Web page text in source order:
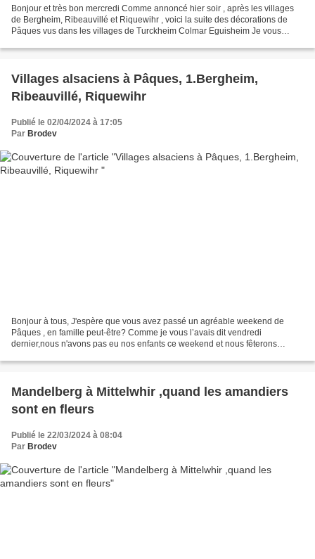
Bonjour et très bon mercredi Comme annoncé hier soir , après les villages
de Bergheim, Ribeauvillé et Riquewihr , voici la suite des décorations de
Pâques vus dans les villages de Turckheim Colmar Eguisheim Je vous
Villages alsaciens à Pâques, 1.Bergheim,
Ribeauvillé, Riquewihr
Publié le 02/04/2024 à 17:05
Par Brodev
Bonjour à tous, J'espère que vous avez passé un agréable weekend de
Pâques , en famille peut-être? Comme je vous l’avais dit vendredi
dernier,nous n'avons pas eu nos enfants ce weekend et nous fêterons
Mandelberg à Mittelwhir ,quand les amandiers
sont en fleurs
Publié le 22/03/2024 à 08:04
Par Brodev